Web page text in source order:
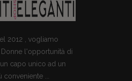
2012 , vogliamo
l'opportunità di
capo unico ad un
conveniente ...